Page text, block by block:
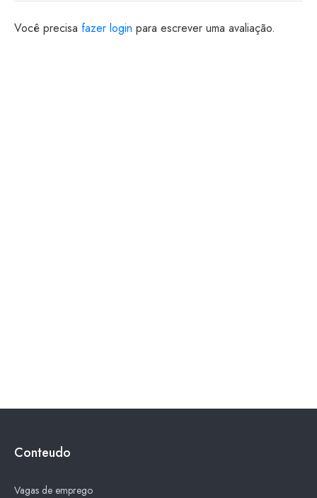
Você precisa fazer login para escrever uma avaliação.
Conteudo
Vagas de emprego